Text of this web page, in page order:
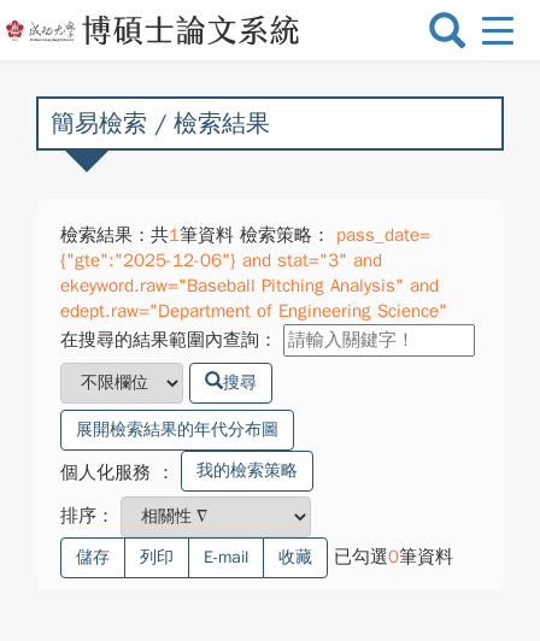
選
換
簡易檢索 / 檢索結果
檢索結果：共1筆資料 檢索策略：
pass_date=
{"gte":"2025-12-06"} and stat="3" and
ekeyword.raw="Baseball Pitching Analysis" and
edept.raw="Department of Engineering Science"
在搜尋的結果範圍內查詢：
搜尋
展開檢索結果的年代分布圖
個人化服務 ： 我的檢索策略
排序：
儲存 列印 E-mail 收藏 已勾選0筆資料